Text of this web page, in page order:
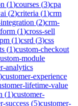
(1)courses (3)cpa
(2)criteria (1)crm
(2)crm-
(1)cross-sell
(1)csrd (3)css
(1)custom-checkout
module
analytics
)customer-experience
lifetime-value
(1)customer-
success (5)customer-